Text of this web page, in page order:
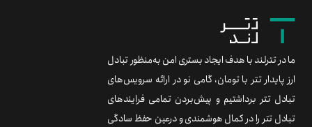
ما در تترلند با هدف ایجاد بستری امن به‌منظور تبادل
ارز پایدار تتر با تومان، گامی نو در ارائه سرویس‌های
تبادل تتر برداشتیم و پیش‌بردن تمامی فرایندهای
تبادل تتر را در کمال هوشمندی و درعین حفظ سادگی